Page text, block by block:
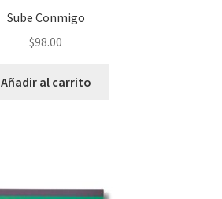
Sube Conmigo
$98.00
Añadir al carrito